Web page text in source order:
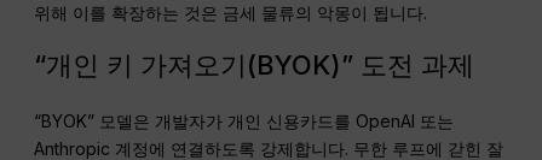
위해 이를 확장하는 것은 금세 물류의 악몽이 됩니다.
“개인 키 가져오기(BYOK)” 도전 과제
“BYOK” 모델은 개발자가 개인 신용카드를 OpenAI 또는
Anthropic 계정에 연결하도록 강제합니다. 무한 루프에 갇힌 잘